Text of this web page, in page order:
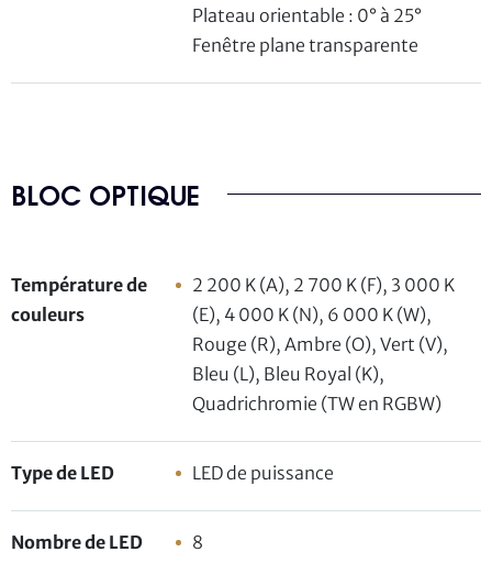
Plateau orientable : 0° à 25°
Fenêtre plane transparente
BLOC OPTIQUE
Température de
couleurs
2 200 K (A), 2 700 K (F), 3 000 K
(E), 4 000 K (N), 6 000 K (W),
Rouge (R), Ambre (O), Vert (V),
Bleu (L), Bleu Royal (K),
Quadrichromie (TW en RGBW)
Type de LED LED de puissance
Nombre de LED 8